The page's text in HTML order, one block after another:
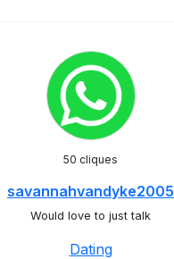
50 cliques
savannahvandyke2005
Would love to just talk
Dating